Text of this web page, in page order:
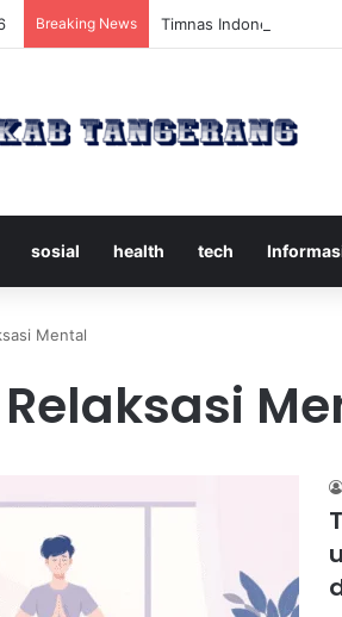
Breaking News Timnas Indonesia U-17
sosial health tech
Mental